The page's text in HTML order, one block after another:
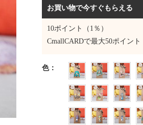
お買い物で今すぐもらえる
10ポイント（1％）
CmallCARDで最大50ポイント
色：